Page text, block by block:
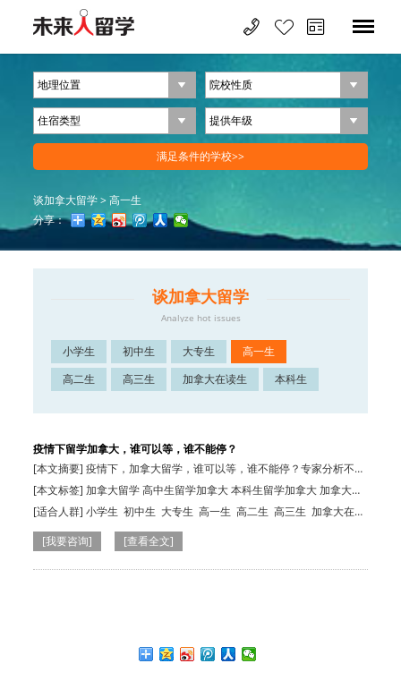
谈加拿大留学>高一生
分享：
谈加拿大留学
Analyze hot issues
小学生 初中生 大专生
高一生
高二生
高三生 加拿大在读生 本科生
疫情下留学加拿大，谁可以等，谁不能停？
[本文摘要] 疫情下，加拿大留学，谁可以等，谁不能停？专家分析不同
人群的应对…
[本文标签] 加拿大留学 高中生留学加拿大 本科生留学加拿大 加拿大硕
士申请 加拿大留学移民
[适合人群] 小学生 初中生 大专生 高一生 高二生 高三生 加拿大在读
生 本科生 小学生 初中生 本科生
[我要咨询] [查看全文]